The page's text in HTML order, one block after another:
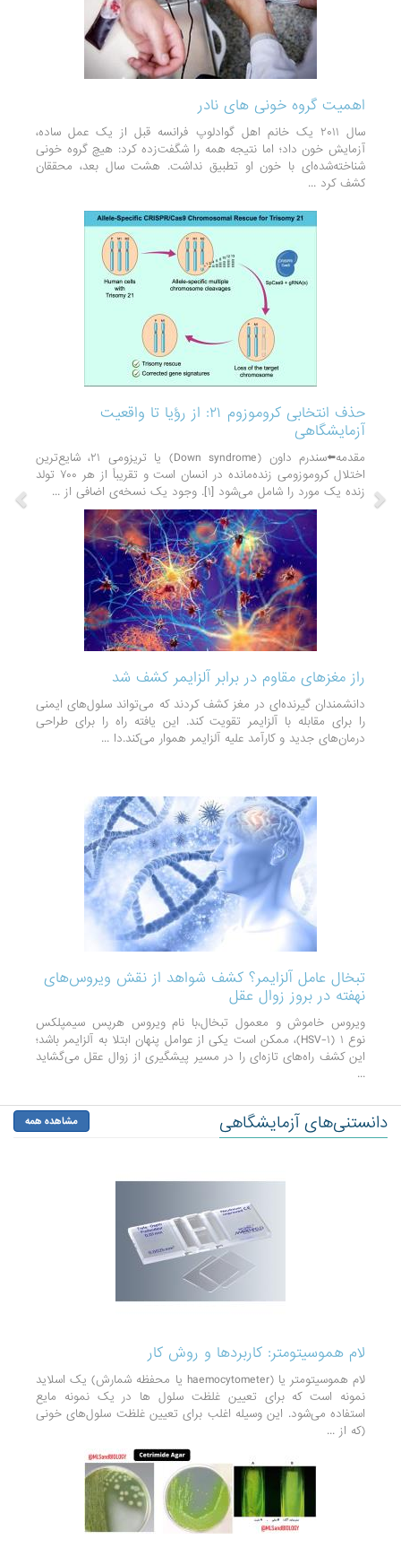
اهمیت گروه خونی های نادر
سال ۲۰۱۱ یک خانم اهل گوادلوپ فرانسه قبل از یک عمل ساده،
آزمایش خون داد؛ اما نتیجه همه را شگفت‌زده کرد: هیچ گروه خونی
شناخته‌شده‌ای با خون او تطبیق نداشت. هشت سال بعد، محققان
کشف کرد ...
حذف انتخابی کروموزوم ۲۱: از رؤیا تا واقعیت
آزمایشگاهی
مقدمه⬅️سندرم داون (Down syndrome) یا تریزومی ۲۱، شایع‌ترین
اختلال کروموزومی زنده‌مانده در انسان است و تقریباً از هر ۷۰۰ تولد
زنده یک مورد را شامل می‌شود [۱]. وجود یک نسخه‌ی اضافی از ...
راز مغزهای مقاوم در برابر آلزایمر کشف شد
دانشمندان گیرنده‌ای در مغز کشف کردند که می‌تواند سلول‌های ایمنی
را برای مقابله با آلزایمر تقویت کند. این یافته راه را برای طراحی
درمان‌های جدید و کارآمد علیه آلزایمر هموار می‌کند.دا ...
تبخال عامل آلزایمر؟ کشف شواهد از نقش ویروس‌های
نهفته در بروز زوال عقل
ویروس خاموش و معمول تبخال،با نام ویروس هرپس سیمپلکس
نوع ۱ (HSV-۱)، ممکن است یکی از عوامل پنهان ابتلا به آلزایمر باشد؛
این کشف راه‌های تازه‌ای را در مسیر پیشگیری از زوال عقل می‌گشاید
...
دانستنی‌های آزمایشگاهی مشاهده همه
لام هموسیتومتر: کاربردها و روش کار
لام هموسیتومتر یا (haemocytometer یا محفظه شمارش) یک اسلاید
نمونه است که برای تعیین غلظت سلول ها در یک نمونه مایع
استفاده می‌شود. این وسیله اغلب برای تعیین غلظت سلول‌های خونی
(که از ...